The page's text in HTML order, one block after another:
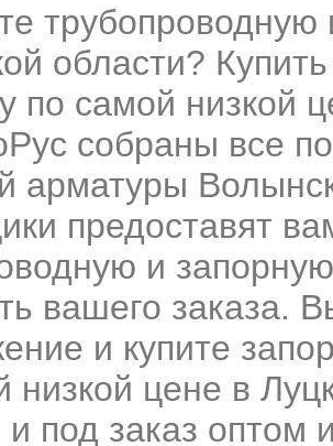
области?
по самой низкой
собраны все
арматуры
предоставят
и
вашего заказа.
и купите
низкой цене в
и под заказ оптом